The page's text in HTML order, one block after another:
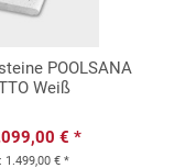
POOLSANA
Weiß
€ *
1.499,00 € *